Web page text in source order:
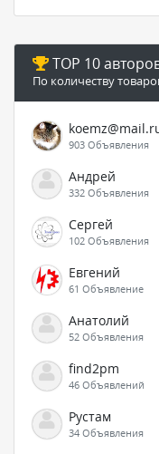
TOP 10
По количеству
903 Объявления
Андрей
332 Объявления
Сергей
102 Объявления
Евгений
61 Объявление
Анатолий
52 Объявления
find2pm
46 Объявлений
Рустам
34 Объявления